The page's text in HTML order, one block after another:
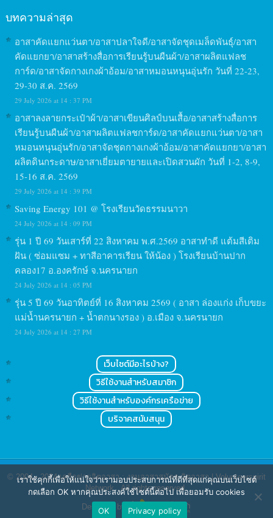
บทความล่าสุด
อาสาคัดแยกแว่นตา/อาสาปลาใจดี/อาสาจัดชุดเมล็ดพันธุ์/อาสา
คัดแยกยา/อาสาสร้างสื่อการเรียนรู้บนผืนผ้า/อาสาผลิตแฟลช
การ์ด/อาสาจัดกางเกงผ้าอ้อม/อาสาหมอนหนุนอุ่นรัก วันที่ 22-23,
29-30 ส.ค. 2569
29 July 2026 at 14 : 37 PM
อาสาลงลายกระเป๋าผ้า/อาสาเขียนศิลป์บนเสื้อ/อาสาสร้างสื่อการ
เรียนรู้บนผืนผ้า/อาสาผลิตแฟลชการ์ด/อาสาคัดแยกแว่นตา/อาสา
หมอนหนุนอุ่นรัก/อาสาจัดชุดกางเกงผ้าอ้อม/อาสาคัดแยกยา/อาสา
ผลิตดินกระดาษ/อาสาเยี่ยมตายายและเปิดสวนผัก วันที่ 1-2, 8-9,
15-16 ส.ค. 2569
29 July 2026 at 14 : 39 PM
Saving Energy 101 @ โรงเรียนวัดธรรมนาวา
24 July 2026 at 14 : 09 PM
รุ่น 1 ปี 69 วันเสาร์ที่ 22 สิงหาคม พ.ศ.2569 อาสาทำดี แต้มสีเติม
ฝัน ( ซ่อมแซม + ทาสีอาคารเรียน ให้น้อง ) โรงเรียนบ้านปาก
คลอง17 อ.องครักษ์ จ.นครนายก
24 July 2026 at 14 : 05 PM
รุ่น 5 ปี 69 วันอาทิตย์ที่ 16 สิงหาคม 2569 ( อาสา ล่องแก่ง เก็บขยะ
แม่น้ำนครนายก + น้ำตกนางรอง ) อ.เมือง จ.นครนายก
24 July 2026 at 14 : 27 PM
เว็บไซต์มีอะไรบ้าง?
วิธีใช้งานสำหรับสมาชิก
วิธีใช้งานสำหรับองค์กรเครือข่าย
บริจาคสนับสนุน
© 2004 - 2024เครือข่ายจิตอาสา : งานอาสาสมัคร จิตอาสา | Volunteerspirit
Network. All rights reserved.
Designed by
เราใช้คุกกี้เพื่อให้แน่ใจว่าเรามอบประสบการณ์ที่ดีที่สุดแก่คุณบนเว็บไซต์
กดเลือก OK หากคุณประสงค์ใช้ไซต์นี้ต่อไป เพื่อยอมรับ cookies
OK
Privacy policy